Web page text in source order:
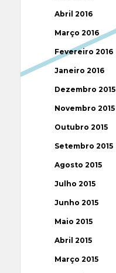
Abril 2016
Março 2016
Fevereiro 2016
Janeiro 2016
Dezembro 2015
Novembro 2015
Outubro 2015
Setembro 2015
Agosto 2015
Julho 2015
Junho 2015
Maio 2015
Abril 2015
Março 2015